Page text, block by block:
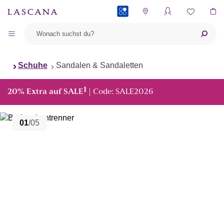
Schuhe Sandalen & Sandaletten
20% Extra auf SALE1 | Code: SALE2026
01/05